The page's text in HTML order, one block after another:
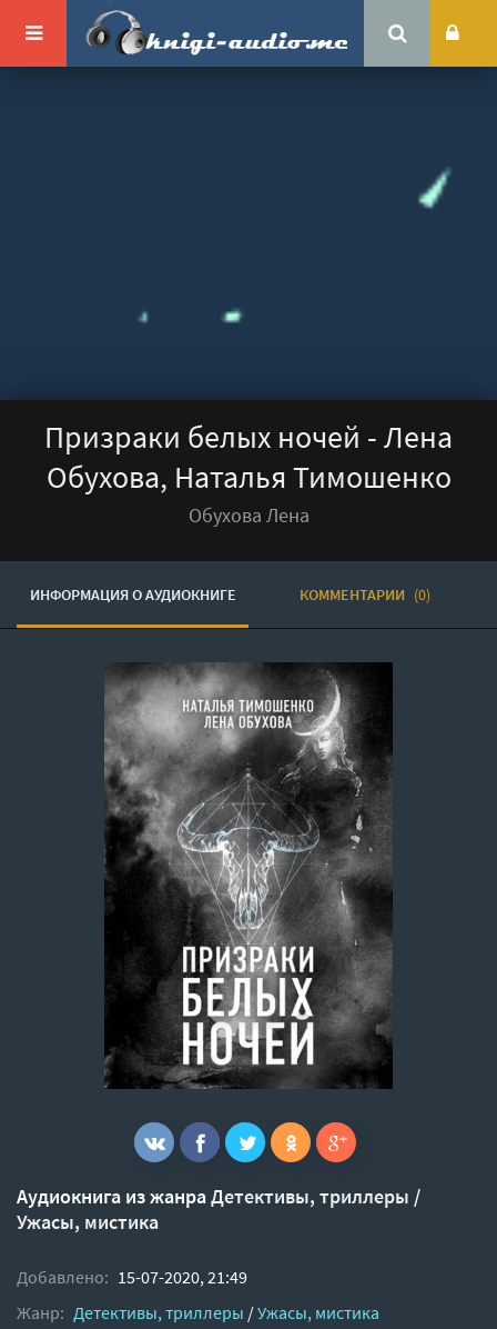
Призраки белых ночей - Лена
Обухова, Наталья Тимошенко
Обухова Лена
ИНФОРМАЦИЯ О АУДИОКНИГЕ КОММЕНТАРИИ (0)
Аудиокнига из жанраДетективы, триллеры /
Ужасы, мистика
Добавлено: 15-07-2020, 21:49
Жанр: Детективы, триллеры /Ужасы, мистика